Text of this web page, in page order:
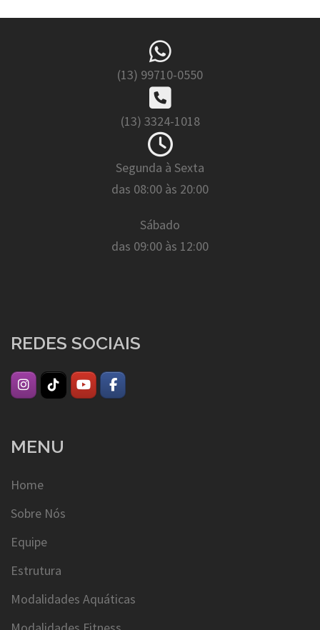
(13) 99710-0550
(13) 3324-1018
Segunda à Sexta
das 08:00 às 20:00
Sábado
das 09:00 às 12:00
REDES SOCIAIS
MENU
Home
Sobre Nós
Equipe
Estrutura
Modalidades Aquáticas